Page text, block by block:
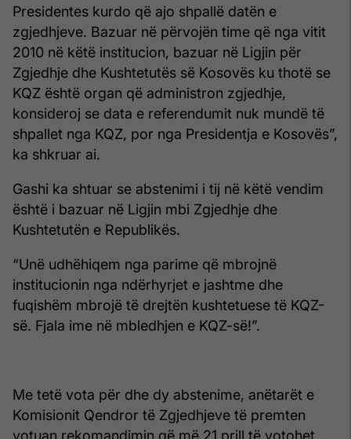
Presidentes kurdo që ajo shpallë datën e
zgjedhjeve. Bazuar në përvojën time që nga vitit
2010 në këtë institucion, bazuar në Ligjin për
Zgjedhje dhe Kushtetutës së Kosovës ku thotë se
KQZ është organ që administron zgjedhje,
konsideroj se data e referendumit nuk mundë të
shpallet nga KQZ, por nga Presidentja e Kosovës”,
ka shkruar ai.
Gashi ka shtuar se abstenimi i tij në këtë vendim
është i bazuar në Ligjin mbi Zgjedhje dhe
Kushtetutën e Republikës.
“Unë udhëhiqem nga parime që mbrojnë
institucionin nga ndërhyrjet e jashtme dhe
fuqishëm mbrojë të drejtën kushtetuese të KQZ-
së. Fjala ime në mbledhjen e KQZ-së!”.
Me tetë vota për dhe dy abstenime, anëtarët e
Komisionit Qendror të Zgjedhjeve të premten
votuan rekomandimin që më 21 prill të votohet